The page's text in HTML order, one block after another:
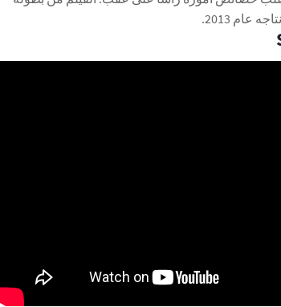
عام 2013.